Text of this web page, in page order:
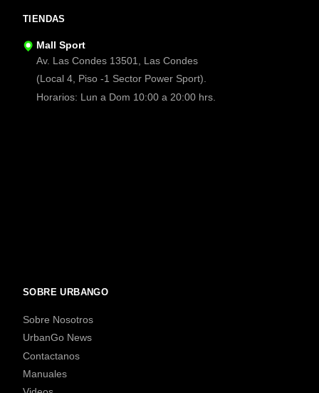
TIENDAS
Mall Sport
Av. Las Condes 13501, Las Condes
(Local 4, Piso -1 Sector Power Sport).
Horarios: Lun a Dom 10:00 a 20:00 hrs.
SOBRE URBANGO
Sobre Nosotros
UrbanGo News
Contactanos
Manuales